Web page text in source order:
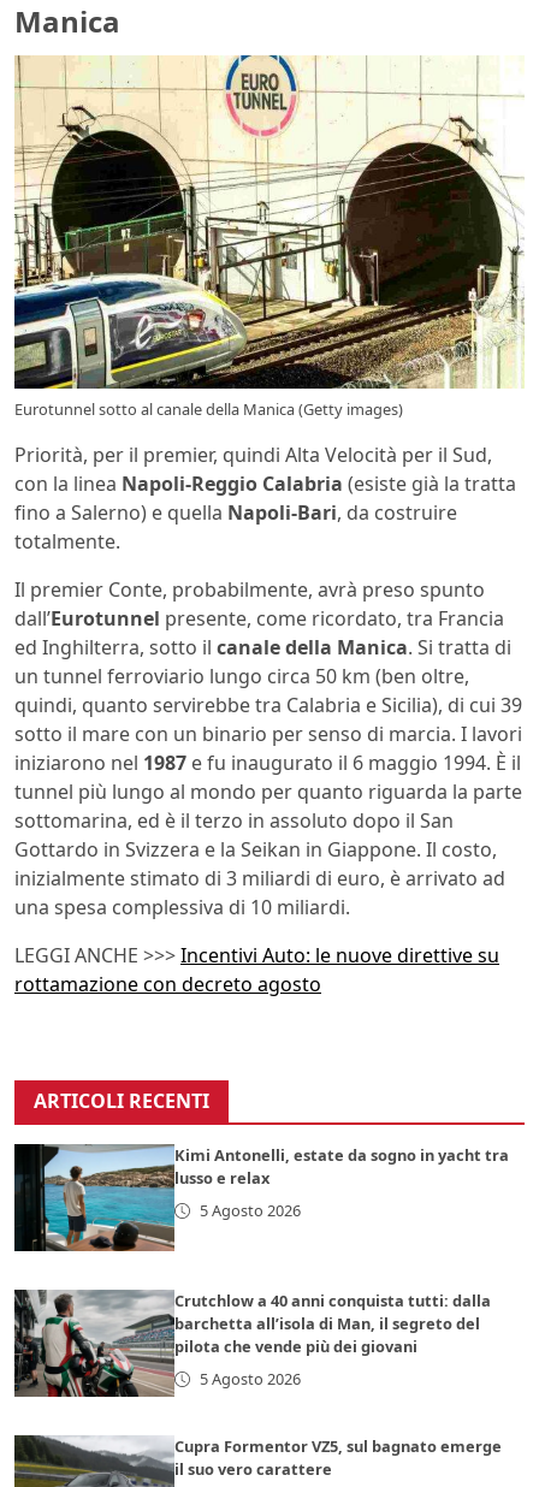
Manica
Eurotunnel sotto al canale della Manica (Getty images)
Priorità, per il premier, quindi Alta Velocità per il Sud,
con la linea Napoli-Reggio Calabria (esiste già la tratta
fino a Salerno) e quella Napoli-Bari, da costruire
totalmente.
Il premier Conte, probabilmente, avrà preso spunto
dall’Eurotunnel presente, come ricordato, tra Francia
ed Inghilterra, sotto il canale della Manica. Si tratta di
un tunnel ferroviario lungo circa 50 km (ben oltre,
quindi, quanto servirebbe tra Calabria e Sicilia), di cui 39
sotto il mare con un binario per senso di marcia. I lavori
iniziarono nel 1987 e fu inaugurato il 6 maggio 1994. È il
tunnel più lungo al mondo per quanto riguarda la parte
sottomarina, ed è il terzo in assoluto dopo il San
Gottardo in Svizzera e la Seikan in Giappone. Il costo,
inizialmente stimato di 3 miliardi di euro, è arrivato ad
una spesa complessiva di 10 miliardi.
LEGGI ANCHE >>>Incentivi Auto: le nuove direttive su
rottamazione con decreto agosto
ARTICOLI RECENTI
Kimi Antonelli, estate da sogno in yacht tra
lusso e relax
5 Agosto 2026
Crutchlow a 40 anni conquista tutti: dalla
barchetta all’isola di Man, il segreto del
pilota che vende più dei giovani
5 Agosto 2026
Cupra Formentor VZ5, sul bagnato emerge
il suo vero carattere